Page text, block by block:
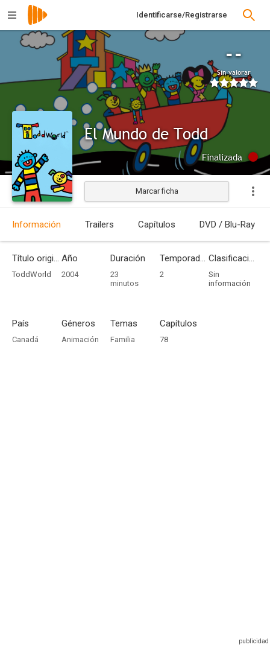
Identificarse/Registrarse
--
Sin valorar
El Mundo de Todd
Finalizada
Marcar ficha
Información Trailers Capítulos DVD / Blu-Ray
Título original
ToddWorld
Año
2004
Duración
23
minutos
Temporadas
2
Clasificación por edades
Sin
información
País
Canadá
Géneros
Animación
Temas
Familia
Capítulos
78